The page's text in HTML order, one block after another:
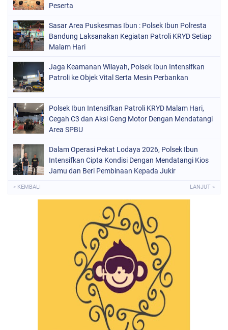
Peserta
Sasar Area Puskesmas Ibun : Polsek Ibun Polresta
Bandung Laksanakan Kegiatan Patroli KRYD Setiap
Malam Hari
Jaga Keamanan Wilayah, Polsek Ibun Intensifkan
Patroli ke Objek Vital Serta Mesin Perbankan
Polsek Ibun Intensifkan Patroli KRYD Malam Hari,
Cegah C3 dan Aksi Geng Motor Dengan Mendatangi
Area SPBU
Dalam Operasi Pekat Lodaya 2026, Polsek Ibun
Intensifkan Cipta Kondisi Dengan Mendatangi Kios
Jamu dan Beri Pembinaan Kepada Jukir
« KEMBALI LANJUT »